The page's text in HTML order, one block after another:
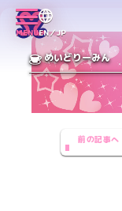
MENUEN／JP
めいどりーみん
前の記事へ